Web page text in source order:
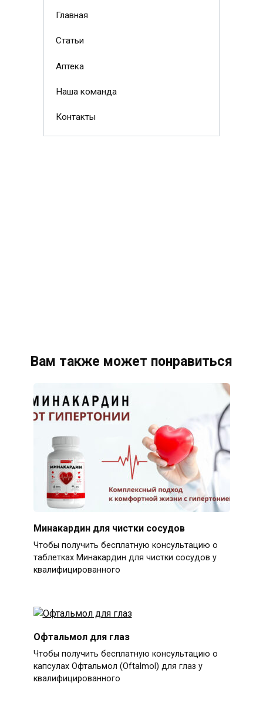
Главная
Статьи
Аптека
Наша команда
Контакты
Вам также может понравиться
Минакардин для чистки сосудов
Чтобы получить бесплатную консультацию о
таблетках Минакардин для чистки сосудов у
квалифицированного
Офтальмол для глаз
Чтобы получить бесплатную консультацию о
капсулах Офтальмол (Oftalmol) для глаз у
квалифицированного